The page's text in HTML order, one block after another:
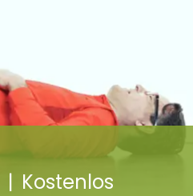
| Kostenlos